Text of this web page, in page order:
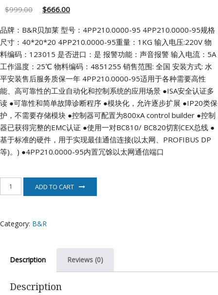
$999.00 $666.00
品牌：B&R贝加莱 型号：4PP210.0000-95 4PP210.0000-95规格
尺寸：40*20*20 4PP210.0000-95重量：1KG 输入电压:220V 物
料编码：123015 是否进口：是 报警功能：声音报警 输入电流：5A
工作温度：25℃ 物料编码：4851255 销售范围: 全国 安装方式: 水
平安装售后服务质保一年 4PP210.0000-95适用于各种需要高性
能、高可靠性的工业自动化和控制系统的应用场景 ●ISA安全认证多
读 ●可靠性和简单故障诊断程序 ●模块化，允许逐步扩展 ●IP20类保
护，不需要存储模块 ●控制器可配置为800xA control builder ●控制
器已获得完整的EMC认证 ●使用一对BC810/ BC820切割CEX总线 ●
基于标准的硬件，用于实现最佳通信连接(以太网、PROFIBUS DP
等)。) ●4PP210.0000-95内置冗馀以太网通信端口
B&R
ADD TO CART
Category: B&R
Description Reviews (0)
Description